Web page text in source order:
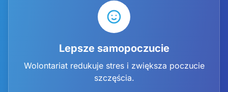
Lepsze samopoczucie
Wolontariat redukuje stres i zwiększa poczucie
szczęścia.